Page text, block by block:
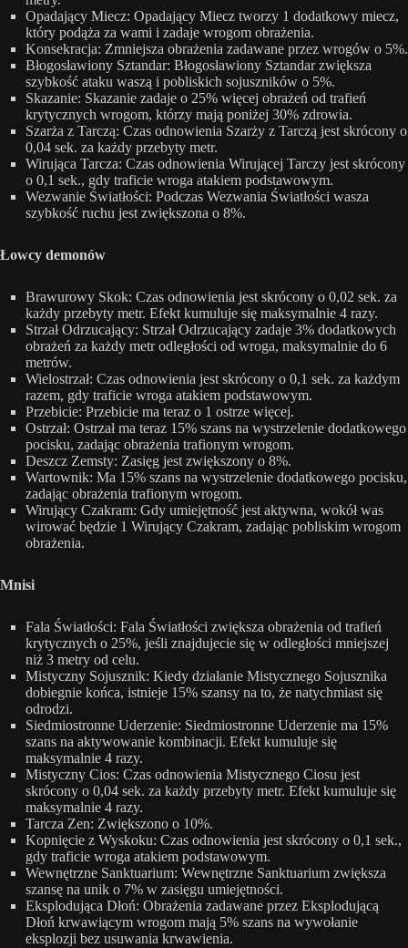
Opadający Miecz: Opadający Miecz tworzy 1 dodatkowy miecz,
który podąża za wami i zadaje wrogom obrażenia.
Konsekracja: Zmniejsza obrażenia zadawane przez wrogów o 5%.
Błogosławiony Sztandar: Błogosławiony Sztandar zwiększa
szybkość ataku waszą i pobliskich sojuszników o 5%.
Skazanie: Skazanie zadaje o 25% więcej obrażeń od trafień
krytycznych wrogom, którzy mają poniżej 30% zdrowia.
Szarża z Tarczą: Czas odnowienia Szarży z Tarczą jest skrócony o
0,04 sek. za każdy przebyty metr.
Wirująca Tarcza: Czas odnowienia Wirującej Tarczy jest skrócony
o 0,1 sek., gdy traficie wroga atakiem podstawowym.
Wezwanie Światłości: Podczas Wezwania Światłości wasza
szybkość ruchu jest zwiększona o 8%.
Łowcy demonów
Brawurowy Skok: Czas odnowienia jest skrócony o 0,02 sek. za
każdy przebyty metr. Efekt kumuluje się maksymalnie 4 razy.
Strzał Odrzucający: Strzał Odrzucający zadaje 3% dodatkowych
obrażeń za każdy metr odległości od wroga, maksymalnie do 6
metrów.
Wielostrzał: Czas odnowienia jest skrócony o 0,1 sek. za każdym
razem, gdy traficie wroga atakiem podstawowym.
Przebicie: Przebicie ma teraz o 1 ostrze więcej.
Ostrzał: Ostrzał ma teraz 15% szans na wystrzelenie dodatkowego
pocisku, zadając obrażenia trafionym wrogom.
Deszcz Zemsty: Zasięg jest zwiększony o 8%.
Wartownik: Ma 15% szans na wystrzelenie dodatkowego pocisku,
zadając obrażenia trafionym wrogom.
Wirujący Czakram: Gdy umiejętność jest aktywna, wokół was
wirować będzie 1 Wirujący Czakram, zadając pobliskim wrogom
obrażenia.
Mnisi
Fala Światłości: Fala Światłości zwiększa obrażenia od trafień
krytycznych o 25%, jeśli znajdujecie się w odległości mniejszej
niż 3 metry od celu.
Mistyczny Sojusznik: Kiedy działanie Mistycznego Sojusznika
dobiegnie końca, istnieje 15% szansy na to, że natychmiast się
odrodzi.
Siedmiostronne Uderzenie: Siedmiostronne Uderzenie ma 15%
szans na aktywowanie kombinacji. Efekt kumuluje się
maksymalnie 4 razy.
Mistyczny Cios: Czas odnowienia Mistycznego Ciosu jest
skrócony o 0,04 sek. za każdy przebyty metr. Efekt kumuluje się
maksymalnie 4 razy.
Tarcza Zen: Zwiększono o 10%.
Kopnięcie z Wyskoku: Czas odnowienia jest skrócony o 0,1 sek.,
gdy traficie wroga atakiem podstawowym.
Wewnętrzne Sanktuarium: Wewnętrzne Sanktuarium zwiększa
szansę na unik o 7% w zasięgu umiejętności.
Eksplodująca Dłoń: Obrażenia zadawane przez Eksplodującą
Dłoń krwawiącym wrogom mają 5% szans na wywołanie
eksplozji bez usuwania krwawienia.